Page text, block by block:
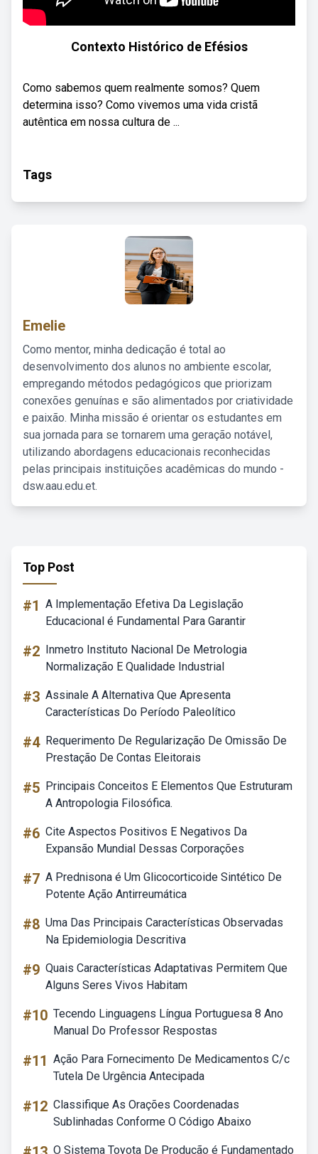
Contexto Histórico de Efésios
Como sabemos quem realmente somos? Quem
determina isso? Como vivemos uma vida cristã
autêntica em nossa cultura de ...
Tags
Emelie
Como mentor, minha dedicação é total ao
desenvolvimento dos alunos no ambiente escolar,
empregando métodos pedagógicos que priorizam
conexões genuínas e são alimentados por criatividade
e paixão. Minha missão é orientar os estudantes em
sua jornada para se tornarem uma geração notável,
utilizando abordagens educacionais reconhecidas
pelas principais instituições acadêmicas do mundo -
dsw.aau.edu.et.
Top Post
#1 A Implementação Efetiva Da Legislação
Educacional é Fundamental Para Garantir
#2 Inmetro Instituto Nacional De Metrologia
Normalização E Qualidade Industrial
#3 Assinale A Alternativa Que Apresenta
Características Do Período Paleolítico
#4 Requerimento De Regularização De Omissão De
Prestação De Contas Eleitorais
#5 Principais Conceitos E Elementos Que Estruturam
A Antropologia Filosófica.
#6 Cite Aspectos Positivos E Negativos Da
Expansão Mundial Dessas Corporações
#7 A Prednisona é Um Glicocorticoide Sintético De
Potente Ação Antirreumática
#8 Uma Das Principais Características Observadas
Na Epidemiologia Descritiva
#9 Quais Características Adaptativas Permitem Que
Alguns Seres Vivos Habitam
#10 Tecendo Linguagens Língua Portuguesa 8 Ano
Manual Do Professor Respostas
#11 Ação Para Fornecimento De Medicamentos C/c
Tutela De Urgência Antecipada
#12 Classifique As Orações Coordenadas
Sublinhadas Conforme O Código Abaixo
O Sistema Toyota De Produção é Fundamentado